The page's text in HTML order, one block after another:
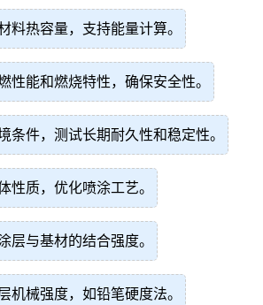
料热容量，支持能量计算。
性能和燃烧特性，确保安全性。
条件，测试长期耐久性和稳定性。
性质，优化喷涂工艺。
层与基材的结合强度。
机械强度，如铅笔硬度法。